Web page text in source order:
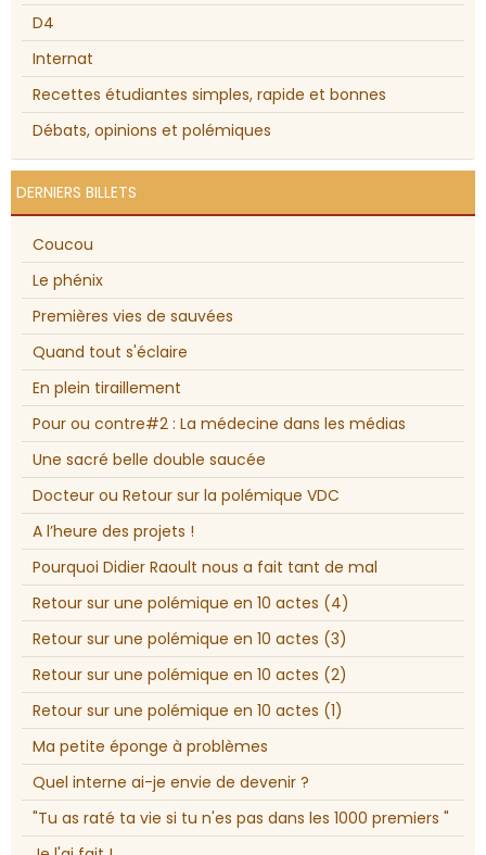
D4
Internat
Recettes étudiantes simples, rapide et bonnes
Débats, opinions et polémiques
DERNIERS BILLETS
Coucou
Le phénix
Premières vies de sauvées
Quand tout s'éclaire
En plein tiraillement
Pour ou contre#2 : La médecine dans les médias
Une sacré belle double saucée
Docteur ou Retour sur la polémique VDC
A l’heure des projets !
Pourquoi Didier Raoult nous a fait tant de mal
Retour sur une polémique en 10 actes (4)
Retour sur une polémique en 10 actes (3)
Retour sur une polémique en 10 actes (2)
Retour sur une polémique en 10 actes (1)
Ma petite éponge à problèmes
Quel interne ai-je envie de devenir ?
"Tu as raté ta vie si tu n'es pas dans les 1000 premiers "